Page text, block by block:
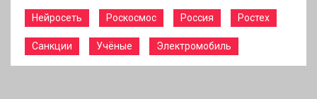
Нейросеть Роскосмос Россия Ростех
Санкции Учёные Электромобиль